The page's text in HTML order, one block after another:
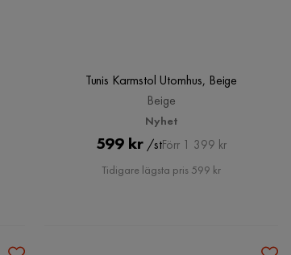
Tunis Karmstol Utomhus, Beige
Beige
Nyhet
Pris
599 kr /stOriginal
Pris
Förr 1 399 kr
Tidigare lägsta pris 599 kr